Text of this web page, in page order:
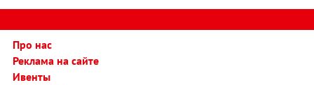
Про нас
Реклама на сайте
Ивенты